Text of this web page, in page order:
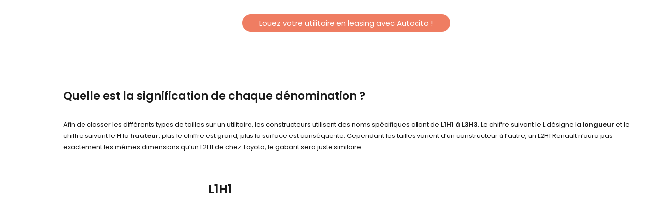
Louez votre utilitaire en leasing avec Autocito !
Quelle est la signification de chaque dénomination ?
Afin de classer les différents types de tailles sur un utilitaire, les constructeurs utilisent des noms spécifiques allant de L1H1 à L3H3. Le chiffre suivant le L désigne la longueur et le
chiffre suivant le H la hauteur, plus le chiffre est grand, plus la surface est conséquente. Cependant les tailles varient d’un constructeur à l’autre, un L2H1 Renault n’aura pas
exactement les mêmes dimensions qu’un L2H1 de chez Toyota, le gabarit sera juste similaire.
L1H1